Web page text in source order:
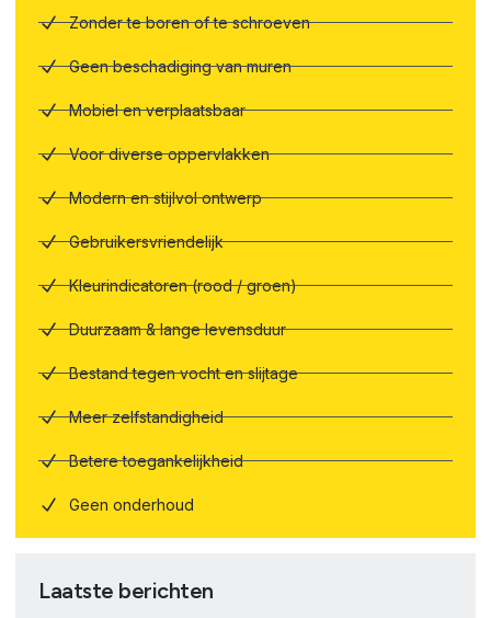
Zonder te boren of te schroeven
Geen beschadiging van muren
Mobiel en verplaatsbaar
Voor diverse oppervlakken
Modern en stijlvol ontwerp
Gebruikersvriendelijk
Kleurindicatoren (rood / groen)
Duurzaam & lange levensduur
Bestand tegen vocht en slijtage
Meer zelfstandigheid
Betere toegankelijkheid
Geen onderhoud
Laatste berichten